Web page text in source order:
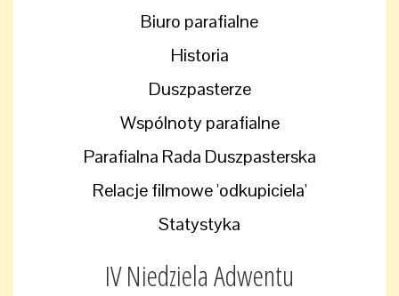
Biuro parafialne
Historia
Duszpasterze
Wspólnoty parafialne
Parafialna Rada Duszpasterska
Relacje filmowe 'odkupiciela'
Statystyka
IV Niedziela Adwentu